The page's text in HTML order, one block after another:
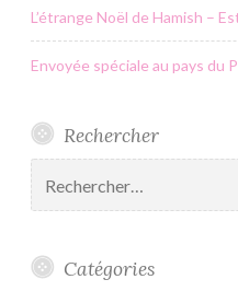
L’étrange Noël de Hamish –
Envoyée spéciale au pays du
Rechercher
Catégories